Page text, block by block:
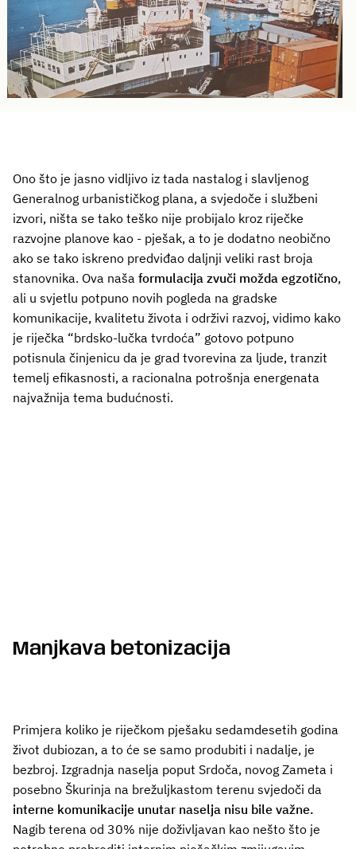
Ono što je jasno vidljivo iz tada nastalog i slavljenog
Generalnog urbanističkog plana, a svjedoče i službeni
izvori, ništa se tako teško nije probijalo kroz riječke
razvojne planove kao - pješak, a to je dodatno neobično
ako se tako iskreno predviđao daljnji veliki rast broja
stanovnika. Ova naša formulacija zvuči možda egzotično,
ali u svjetlu potpuno novih pogleda na gradske
komunikacije, kvalitetu života i održivi razvoj, vidimo kako
je riječka “brdsko-lučka tvrdoća” gotovo potpuno
potisnula činjenicu da je grad tvorevina za ljude, tranzit
temelj efikasnosti, a racionalna potrošnja energenata
najvažnija tema budućnosti.
Manjkava betonizacija
Primjera koliko je riječkom pješaku sedamdesetih godina
život dubiozan, a to će se samo produbiti i nadalje, je
bezbroj. Izgradnja naselja poput Srdoča, novog Zameta i
posebno Škurinja na brežuljkastom terenu svjedoči da
interne komunikacije unutar naselja nisu bile važne.
Nagib terena od 30% nije doživljavan kao nešto što je